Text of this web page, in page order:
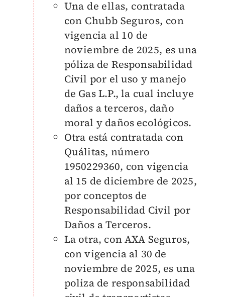
Una de ellas, contratada
con Chubb Seguros, con
vigencia al 10 de
noviembre de 2025, es una
póliza de Responsabilidad
Civil por el uso y manejo
de Gas L.P., la cual incluye
daños a terceros, daño
moral y daños ecológicos.
Otra está contratada con
Quálitas, número
1950229360, con vigencia
al 15 de diciembre de 2025,
por conceptos de
Responsabilidad Civil por
Daños a Terceros.
La otra, con AXA Seguros,
con vigencia al 30 de
noviembre de 2025, es una
poliza de responsabilidad